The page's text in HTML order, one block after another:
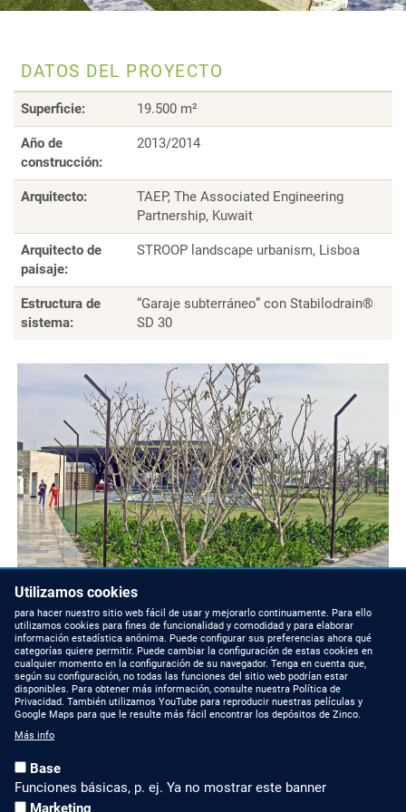
DATOS DEL PROYECTO
Superficie: 19.500 m²
Año de
construcción:
2013/2014
Arquitecto:
TAEP, The Associated Engineering
Partnership, Kuwait
Arquitecto de
paisaje:
STROOP landscape urbanism, Lisboa
Estructura de
sistema:
“Garaje subterráneo” con Stabilodrain®
SD 30
Utilizamos cookies
para hacer nuestro sitio web fácil de usar y mejorarlo continuamente. Para ello
utilizamos cookies para fines de funcionalidad y comodidad y para elaborar
información estadística anónima. Puede configurar sus preferencias ahora qué
categorías quiere permitir. Puede cambiar la configuración de estas cookies en
cualquier momento en la configuración de su navegador. Tenga en cuenta que,
según su configuración, no todas las funciones del sitio web podrían estar
disponibles. Para obtener más información, consulte nuestra Política de
Privacidad. También utilizamos YouTube para reproducir nuestras películas y
Google Maps para que le resulte más fácil encontrar los depósitos de Zinco.
Más info
Base
Funciones básicas, p. ej. Ya no mostrar este banner
Marketing